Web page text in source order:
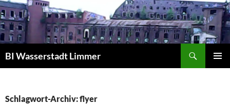
Zum
Inhalt
springen
BI Wasserstadt Limmer
Schlagwort-Archiv: flyer